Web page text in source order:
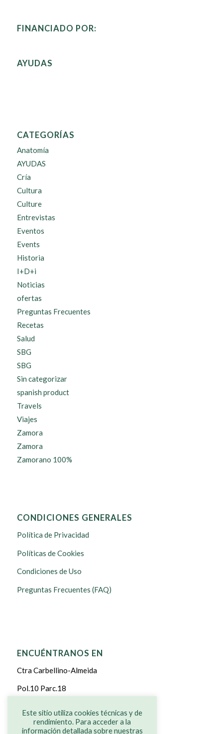
FINANCIADO POR:
AYUDAS
CATEGORÍAS
Anatomía
AYUDAS
Cría
Cultura
Culture
Entrevistas
Eventos
Events
Historia
I+D+i
Noticias
ofertas
Preguntas Frecuentes
Recetas
Salud
SBG
SBG
Sin categorizar
spanish product
Travels
Viajes
Zamora
Zamora
Zamorano 100%
CONDICIONES GENERALES
Política de Privacidad
Políticas de Cookies
Condiciones de Uso
Preguntas Frecuentes (FAQ)
ENCUÉNTRANOS EN
Ctra Carbellino-Almeida
Pol.10 Parc.18
ZAMORA
Este sitio utiliza cookies técnicas y de
rendimiento. Para acceder a la
información detallada sobre nuestras